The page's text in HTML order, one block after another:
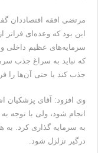
مقاله:
۱۰ تریلیون دلار؛ چگونه جرایم سایبری به سومین اقتصاد بزرگ جهان تبدیل شد؟
ترامپ: پیروزی
مرتضی افقه اقتصاددان
سرمایه‌های عظیم داخلی
که نباید به سراغ جذب
جذب کند یا حتی آن‌ها را
وی افزود: آقای پزشکیان
انجام شود، ولی با توجه
به سرمایه گذاری کرد. به
درگیر تزلزل شود.